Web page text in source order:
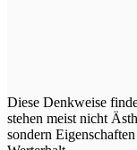
Diese Denkweise
stehen meist nicht
sondern